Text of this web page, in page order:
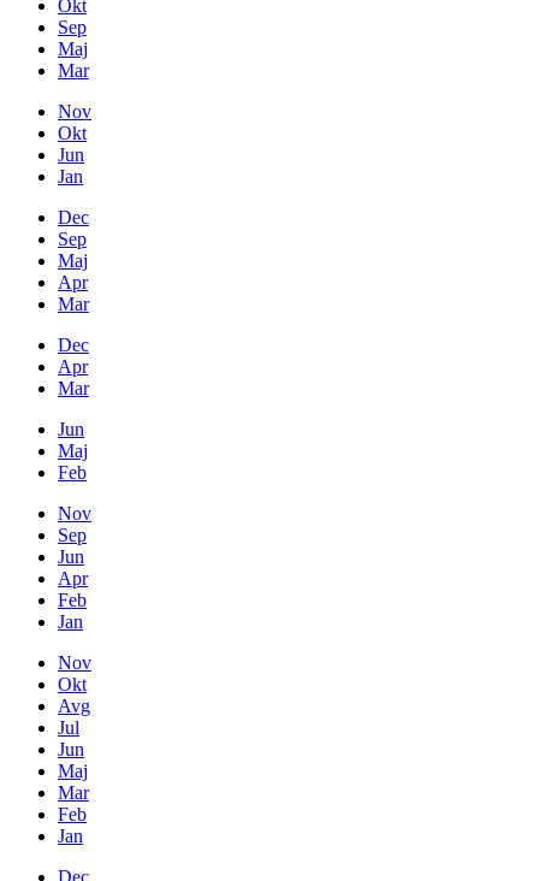
Okt
Sep
Maj
Mar
Nov
Okt
Jun
Jan
Dec
Sep
Maj
Apr
Mar
Dec
Apr
Mar
Jun
Maj
Feb
Nov
Sep
Jun
Apr
Feb
Jan
Nov
Okt
Avg
Jul
Jun
Maj
Mar
Feb
Jan
Dec